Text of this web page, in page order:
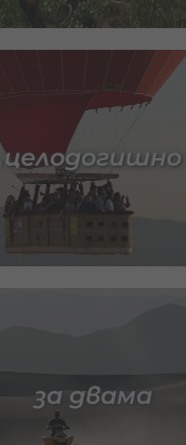
целодогишно
за двама